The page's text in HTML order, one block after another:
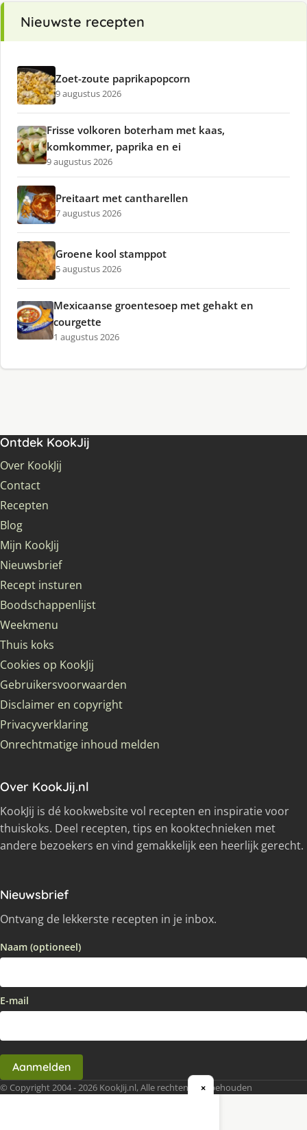
Nieuwste recepten
Zoet-zoute paprikapopcorn
9 augustus 2026
Frisse volkoren boterham met kaas,
komkommer, paprika en ei
9 augustus 2026
Preitaart met cantharellen
7 augustus 2026
Groene kool stamppot
5 augustus 2026
Mexicaanse groentesoep met gehakt en
courgette
1 augustus 2026
Ontdek KookJij
Over KookJij
Contact
Recepten
Blog
Mijn KookJij
Nieuwsbrief
Recept insturen
Boodschappenlijst
Weekmenu
Thuis koks
Cookies op KookJij
Gebruikersvoorwaarden
Disclaimer en copyright
Privacyverklaring
Onrechtmatige inhoud melden
Over KookJij.nl
KookJij is dé kookwebsite vol recepten en inspiratie voor
thuiskoks. Deel recepten, tips en kooktechnieken met
andere bezoekers en vind gemakkelijk een heerlijk gerecht.
Nieuwsbrief
Ontvang de lekkerste recepten in je inbox.
Naam (optioneel)
E-mail
Aanmelden
© Copyright 2004 - 2026 KookJij.nl, Alle rechten voorbehouden
×